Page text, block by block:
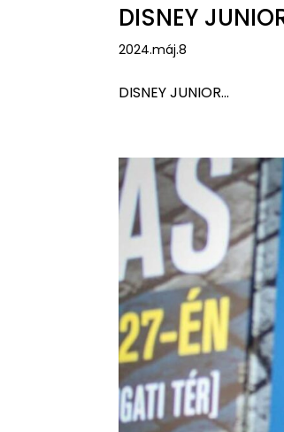
DISNEY
2024.máj.8
DISNEY JUNIOR...